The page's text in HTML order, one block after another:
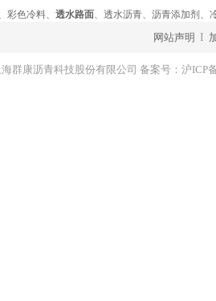
彩色冷料、 透水路面、透水沥青、沥青添加剂、
网站声明 I
群康沥青科技股份有限公司 备案号： 沪ICP